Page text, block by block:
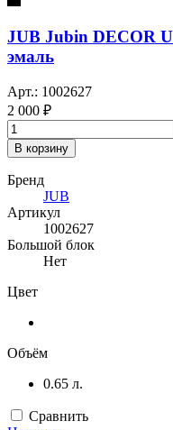
JUB Jubin DECOR
эмаль
Арт.: 1002627
2 000 ₽
В корзину
Бренд
JUB
Артикул
1002627
Большой блок
Нет
Цвет
Объём
0.65 л.
Сравнить